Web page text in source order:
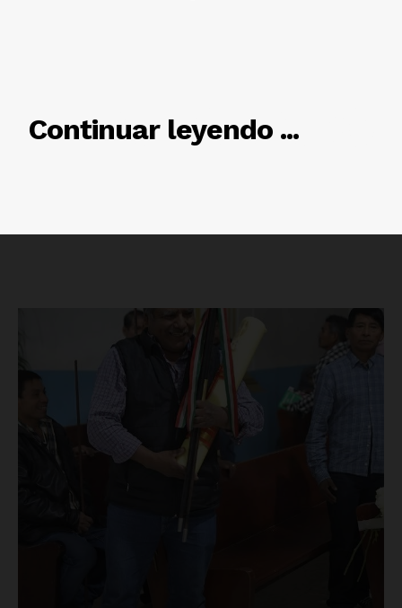
Luces
Del Siglo
Continuar leyendo ...
RELACIONADO